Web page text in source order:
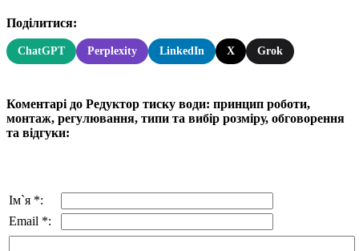
Поділитися:
ChatGPT Perplexity LinkedIn X Grok
Коментарі до Редуктор тиску води: принцип роботи,
монтаж, регулювання, типи та вибір розміру, обговорення
та відгуки:
Ім`я *:
Email *: